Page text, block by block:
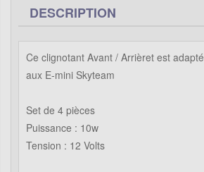
DESCRIPTION
Ce clignotant Avant / Arrièret est adapté
aux E-mini Skyteam
Set de 4 pièces
Puissance : 10w
Tension : 12 Volts